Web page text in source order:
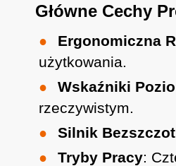
Główne Cechy
Ergonomiczna
użytkowania.
Wskaźniki
rzeczywistym.
Silnik
Tryby Pracy: